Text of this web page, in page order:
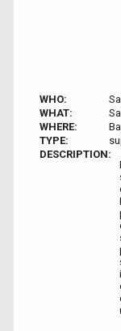
WHO:
WHAT:
WHERE:
TYPE:
DESCRIPTION: